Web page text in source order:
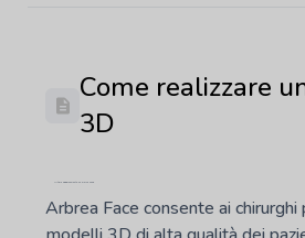
Come realizzare
3D
Ultimo aggiornamento: 20 marzo 2025
Arbrea Face consente ai chirurghi